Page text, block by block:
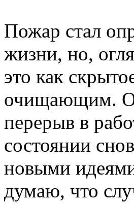
Пожар стал
жизни, но,
это как
очищающим.
перерыв в
состоянии
новыми
думаю, что